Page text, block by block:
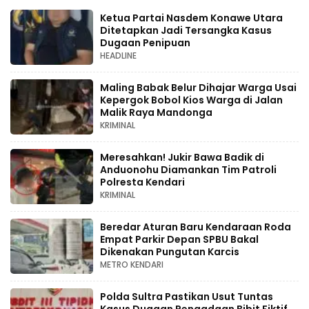
Ketua Partai Nasdem Konawe Utara
Ditetapkan Jadi Tersangka Kasus
Dugaan Penipuan
HEADLINE
Maling Babak Belur Dihajar Warga Usai
Kepergok Bobol Kios Warga di Jalan
Malik Raya Mandonga
KRIMINAL
Meresahkan! Jukir Bawa Badik di
Anduonohu Diamankan Tim Patroli
Polresta Kendari
KRIMINAL
Beredar Aturan Baru Kendaraan Roda
Empat Parkir Depan SPBU Bakal
Dikenakan Pungutan Karcis
METRO KENDARI
Polda Sultra Pastikan Usut Tuntas